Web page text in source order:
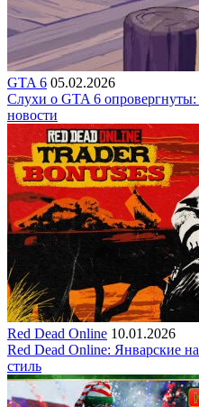
GTA 6 05.02.2026
Слухи о GTA 6 опровергнуты:
новости
Red Dead Online 10.01.2026
Red Dead Online: Январские
стиль